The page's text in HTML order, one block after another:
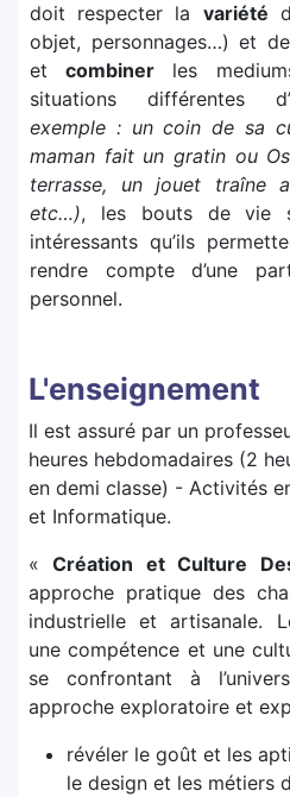
doit respecter la variété
objet, personnages…) et
etcombiner les
situations différentes
exemple : un coin de sa
maman fait un gratin ou
terrasse, un jouet traîne
etc…), les bouts de vie
intéressants qu’ils
rendre compte d’une
personnel.
L'enseignement
Il est assuré par un
heures hebdomadaires (2
en demi classe) - Activités
et Informatique.
«Création et Culture
approche pratique des
industrielle et artisanale.
une compétence et une
se confrontant à
approche exploratoire et
révéler le goût et les
le design et les métiers